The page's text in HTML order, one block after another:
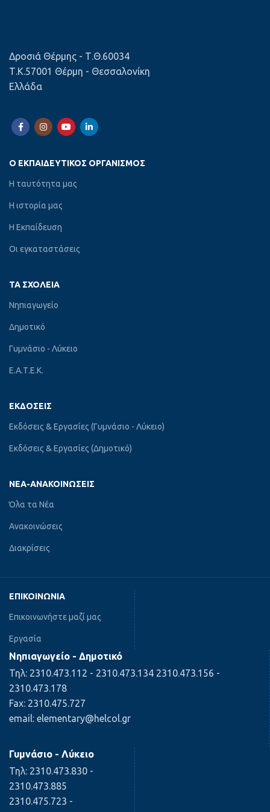
Δροσιά Θέρμης - Τ.Θ.60034
Τ.Κ.57001 Θέρμη - Θεσσαλονίκη
Ελλάδα
Ο ΕΚΠΑΙΔΕΥΤΙΚΌΣ ΟΡΓΑΝΙΣΜΌΣ
Η ταυτότητα μας
Η ιστορία μας
Η Εκπαίδευση
Οι εγκαταστάσεις
ΤΑ ΣΧΟΛΕΊΑ
Νηπιαγωγείο
Δημοτικό
Γυμνάσιο - Λύκειο
Ε.Α.Τ.Ε.Κ.
ΕΚΔΌΣΕΙΣ
Εκδόσεις & Εργασίες (Γυμνάσιο - Λύκειο)
Εκδόσεις & Εργασίες (Δημοτικό)
ΝΈΑ-ΑΝΑΚΟΙΝΏΣΕΙΣ
Όλα τα Νέα
Ανακοινώσεις
Διακρίσεις
ΕΠΙΚΟΙΝΩΝΊΑ
Επικοινωνήστε μαζί μας
Εργασία
Νηπιαγωγείο - Δημοτικό
Τηλ: 2310.473.112 - 2310.473.134 2310.473.156 -
2310.473.178
Fax: 2310.475.727
email: elementary@helcol.gr
Γυμνάσιο - Λύκειο
Τηλ: 2310.473.830 -
2310.473.885
2310.475.723 -